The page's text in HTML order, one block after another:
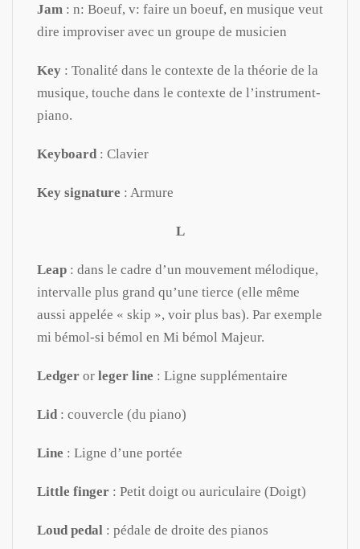
Jam : n: Boeuf, v: faire un boeuf, en musique veut
dire improviser avec un groupe de musicien
Key : Tonalité dans le contexte de la théorie de la
musique, touche dans le contexte de l’instrument-
piano.
Keyboard : Clavier
Key signature : Armure
L
Leap : dans le cadre d’un mouvement mélodique,
intervalle plus grand qu’une tierce (elle même
aussi appelée « skip », voir plus bas). Par exemple
mi bémol-si bémol en Mi bémol Majeur.
Ledger or leger line : Ligne supplémentaire
Lid : couvercle (du piano)
Line : Ligne d’une portée
Little finger : Petit doigt ou auriculaire (Doigt)
Loud pedal : pédale de droite des pianos